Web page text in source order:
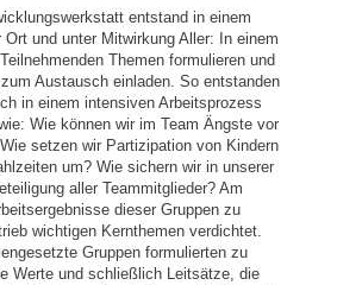
entstand in einem
und unter Mitwirkung Aller: In einem
Themen formulieren und
Austausch einladen. So entstanden
in einem intensiven Arbeitsprozess
Wie können wir im Team Ängste vor
setzen wir Partizipation von Kindern
um? Wie sichern wir in unserer
aller Teammitglieder? Am
dieser Gruppen zu
wichtigen Kernthemen verdichtet.
Gruppen formulierten zu
Werte und schließlich Leitsätze, die